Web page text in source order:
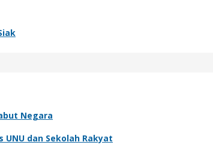
Negara
dan Sekolah Rakyat